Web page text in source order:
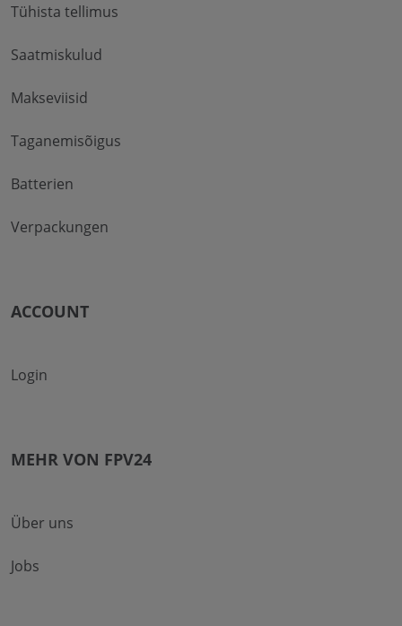
Tühista tellimus
Saatmiskulud
Makseviisid
Taganemisõigus
Batterien
Verpackungen
ACCOUNT
Login
MEHR VON FPV24
Über uns
Jobs